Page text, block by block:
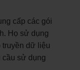
cấp các gói
Họ sử dụng
truyền dữ liệu
cầu sử dụng